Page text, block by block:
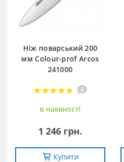
Ніж поварський 200
мм Сolour-prof Arcos
241000
5
в наявностi
1 246 грн.
Купити